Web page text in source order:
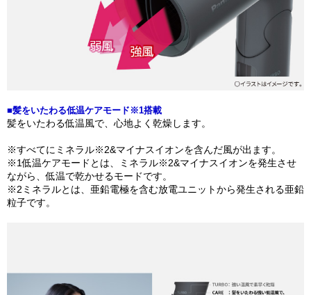
■髪をいたわる低温ケアモード※1搭載
髪をいたわる低温風で、心地よく乾燥します。
※すべてにミネラル※2&マイナスイオンを含んだ風が出ます。
※1低温ケアモードとは、ミネラル※2&マイナスイオンを発生させ
ながら、低温で乾かせるモードです。
※2ミネラルとは、亜鉛電極を含む放電ユニットから発生される亜鉛
粒子です。